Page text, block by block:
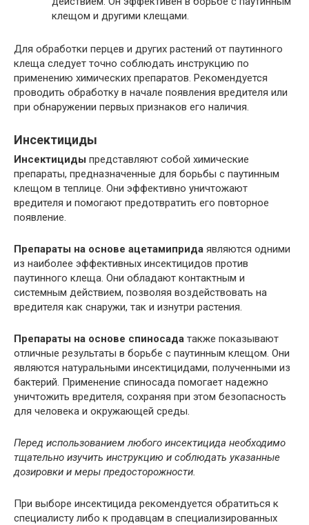
клещом и другими клещами.
Для обработки перцев и других растений от паутинного
клеща следует точно соблюдать инструкцию по
применению химических препаратов. Рекомендуется
проводить обработку в начале появления вредителя или
при обнаружении первых признаков его наличия.
Инсектициды
Инсектициды представляют собой химические
препараты, предназначенные для борьбы с паутинным
клещом в теплице. Они эффективно уничтожают
вредителя и помогают предотвратить его повторное
появление.
Препараты на основе ацетамиприда являются одними
из наиболее эффективных инсектицидов против
паутинного клеща. Они обладают контактным и
системным действием, позволяя воздействовать на
вредителя как снаружи, так и изнутри растения.
Препараты на основе спиносада также показывают
отличные результаты в борьбе с паутинным клещом. Они
являются натуральными инсектицидами, полученными из
бактерий. Применение спиносада помогает надежно
уничтожить вредителя, сохраняя при этом безопасность
для человека и окружающей среды.
Перед использованием любого инсектицида необходимо
тщательно изучить инструкцию и соблюдать указанные
дозировки и меры предосторожности.
При выборе инсектицида рекомендуется обратиться к
специалисту либо к продавцам в специализированных